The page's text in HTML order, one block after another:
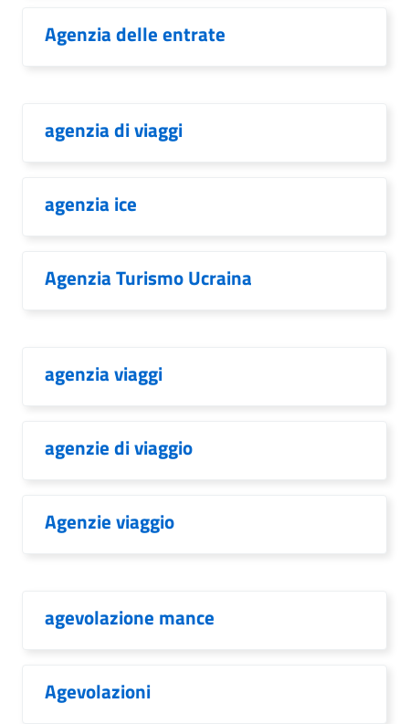
Agenzia delle entrate
agenzia di viaggi
agenzia ice
Agenzia Turismo Ucraina
agenzia viaggi
agenzie di viaggio
Agenzie viaggio
agevolazione mance
Agevolazioni